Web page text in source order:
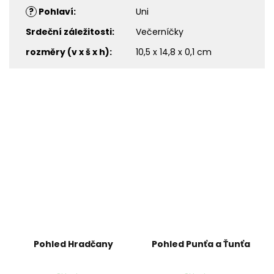
? Pohlaví:
Uni
Srdeční záležitosti:
Večerníčky
rozměry (v x š x h): 10,5 x 14,8 x 0,1 cm
Pohled Hradčany Pohled Punťa a Ťunťa